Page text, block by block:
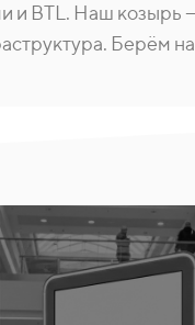
и BTL. Наш козырь
Берём